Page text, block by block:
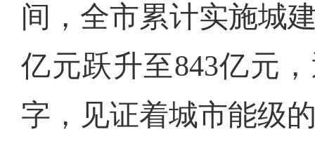
间，全市累计实施城
亿元跃升至843亿元
字，见证着城市能级